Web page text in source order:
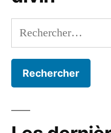
Rechercher :